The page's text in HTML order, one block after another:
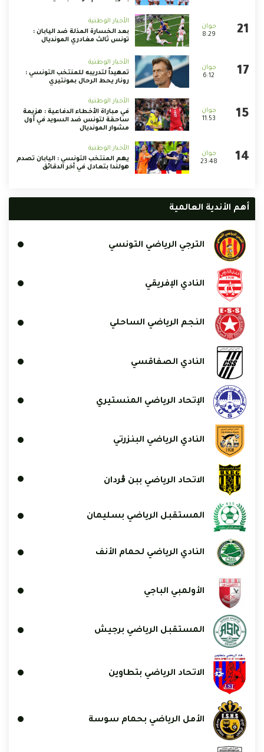
8:29
الأخبار الوطنية
بعد الخسارة المذلة ضد اليابان :
تونس ثالث مغادري المونديال
6:12
الأخبار الوطنية
تمهيداً لتدريبه للمنتخب التونسي :
رونار يحط الرحال بمونتيري
11:53
الأخبار الوطنية
في مباراة الأخطاء الدفاعية : هزيمة
ساحقة لتونس ضد السويد في أول
مشوار المونديال
23:48
الأخبار الوطنية
يهم المنتخب التونسي : اليابان تصدم
هولندا بتعادل في آخر الدقائق
أهم الأندية العالمية
الترجي الرياضي التونسي
النادي الإفريقي
النجم الرياضي الساحلي
النادي الصفاقسي
الإتحاد الرياضي المنستيري
النادي الرياضي البنزرتي
الاتحاد الرياضي ببن ڨردان
المستقبل الرياضي بسليمان
النادي الرياضي لحمام الأنف
الأولمبي الباجي
المستقبل الرياضي برجيش
الاتحاد الرياضي بتطاوين
الأمل الرياضي بحمام سوسة